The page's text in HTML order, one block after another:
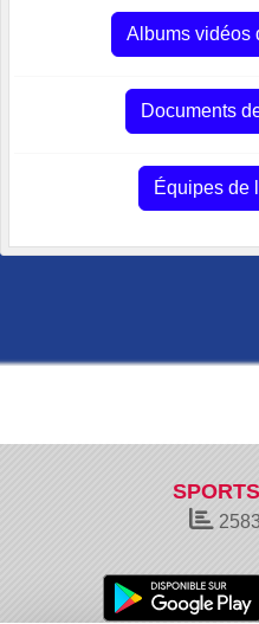
Albums vidéos
Documents
Équipes de
SPORTS